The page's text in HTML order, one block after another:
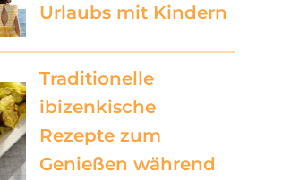
Urlaubs mit Kindern
Traditionelle
ibizenkische
Rezepte zum
Genießen während